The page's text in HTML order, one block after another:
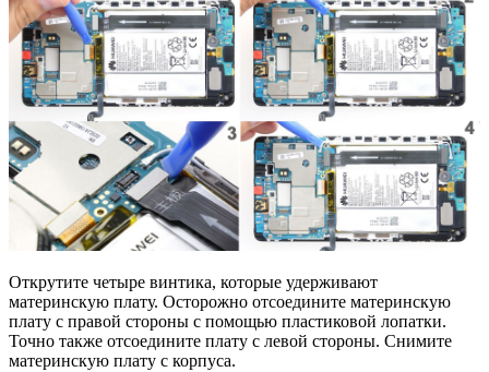
Открутите четыре винтика, которые удерживают
материнскую плату. Осторожно отсоедините материнскую
плату с правой стороны с помощью пластиковой лопатки.
Точно также отсоедините плату с левой стороны. Снимите
материнскую плату с корпуса.